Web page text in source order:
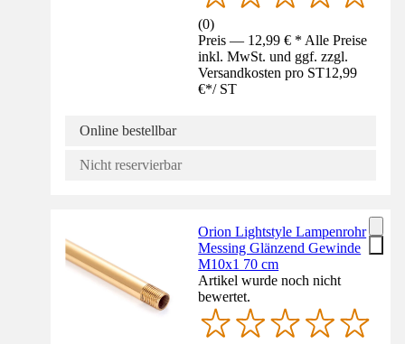
(0)
Preis — 12,99 € * Alle Preise
inkl. MwSt. und ggf. zzgl.
Versandkosten pro ST12,99
€*/ ST
Online bestellbar
Nicht reservierbar
Orion Lightstyle Lampenrohr
Messing Glänzend Gewinde
M10x1 70 cm
Artikel wurde noch nicht
bewertet.